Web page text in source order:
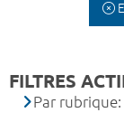
FILTRES
Par rubrique: